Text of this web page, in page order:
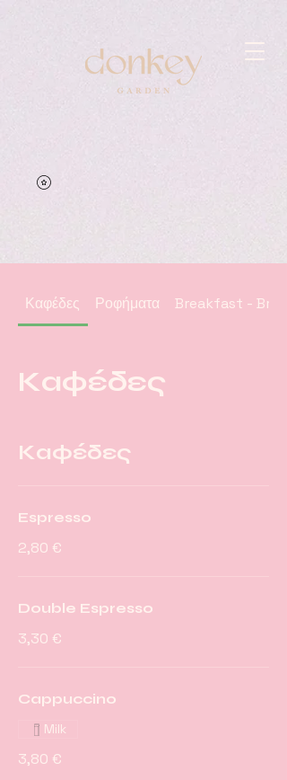
Καφέδες Ροφήματα Breakfast -
Καφέδες
Καφέδες
Espresso
2,80 €
Double Espresso
3,30 €
Cappuccino
3,80 €
Milk